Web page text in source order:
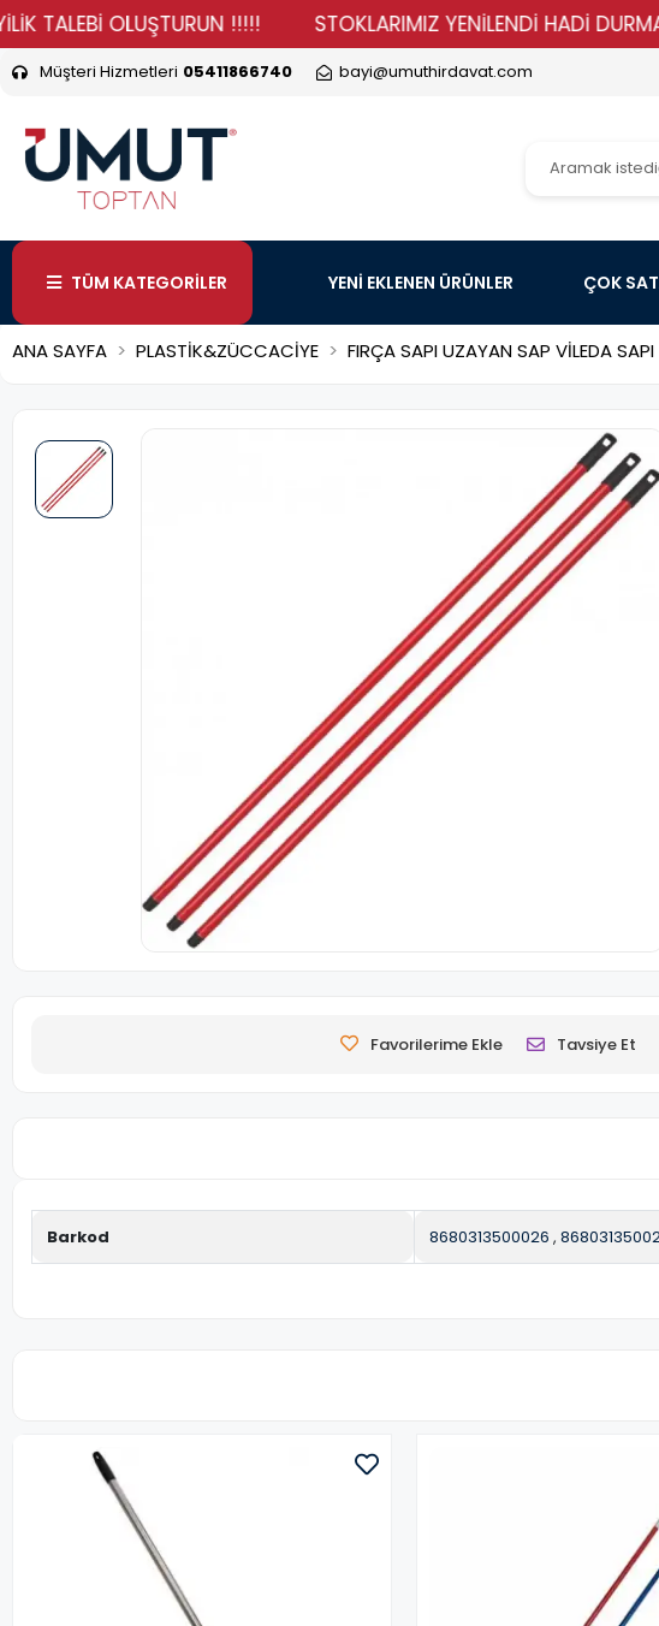
OLUŞTURUN !!!!! STOKLARIMIZ YENİLENDİ HADİ DURMA
Müşteri Hizmetleri 05411866740 bayi@umuthirdavat.com
TÜM KATEGORİLER YENİ EKLENEN ÜRÜNLER ÇOK
ANA SAYFA PLASTİK&ZÜCCACİYE FIRÇA SAPI UZAYAN SAP VİLEDA SAPI
Favorilerime Ekle Tavsiye Et
Barkod 8680313500026 ,